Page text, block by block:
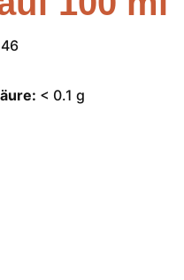
< 0.1 g